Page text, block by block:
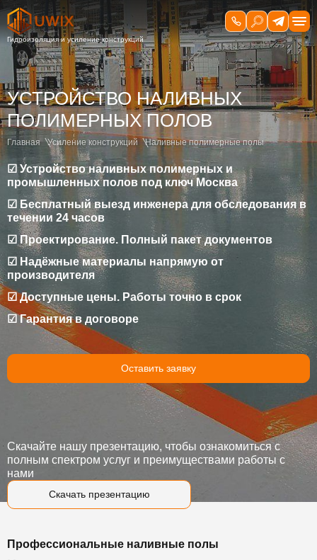
УСТРОЙСТВО НАЛИВНЫХ
ПОЛИМЕРНЫХ ПОЛОВ
Главная Усиление конструкций Наливные полимерные полы
☑ Устройство наливных полимерных и
промышленных полов под ключ Москва
☑ Бесплатный выезд инженера для обследования в
течении 24 часов
☑ Проектирование. Полный пакет документов
☑ Надёжные материалы напрямую от
производителя
☑ Доступные цены. Работы точно в срок
☑ Гарантия в договоре
Оставить заявку
Скачать презентацию
Скачайте нашу презентацию, чтобы ознакомиться с
полным спектром услуг и преимуществами работы с
нами
Профессиональные наливные полы